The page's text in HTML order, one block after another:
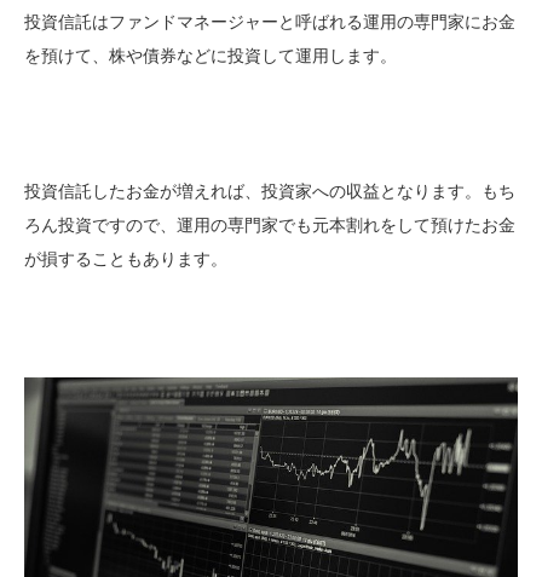
投資信託はファンドマネージャーと呼ばれる運用の専門家にお金
を預けて、株や債券などに投資して運用します。
投資信託したお金が増えれば、投資家への収益となります。もち
ろん投資ですので、運用の専門家でも元本割れをして預けたお金
が損することもあります。